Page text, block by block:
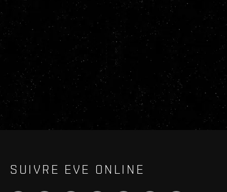
SUIVRE EVE ONLINE